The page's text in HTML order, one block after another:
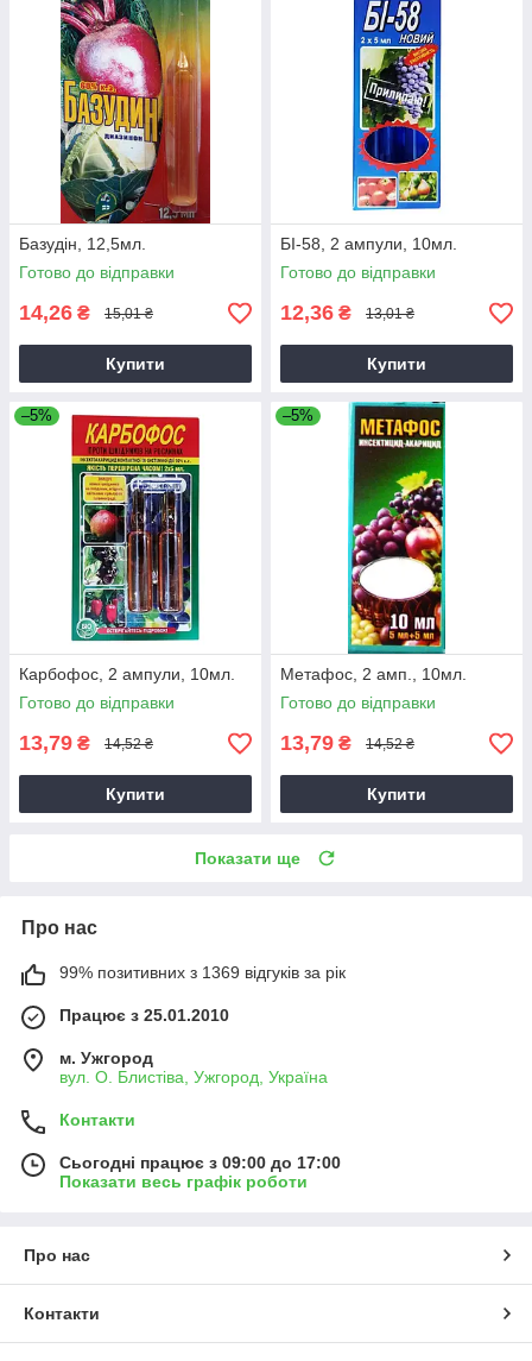
Базудін, 12,5мл.
Готово до відправки
14,26 ₴ 15,01 ₴
Купити
БІ-58, 2 ампули, 10мл.
Готово до відправки
12,36 ₴ 13,01 ₴
Купити
–5%
Карбофос, 2 ампули, 10мл.
Готово до відправки
13,79 ₴ 14,52 ₴
Купити
–5%
Метафос, 2 амп., 10мл.
Готово до відправки
13,79 ₴ 14,52 ₴
Купити
Показати ще
Про нас
99% позитивних з 1369 відгуків за рік
Працює з 25.01.2010
м. Ужгород
вул. О. Блистіва, Ужгород, Україна
Контакти
Сьогодні працює з 09:00 до 17:00
Показати весь графік роботи
Про нас
Контакти